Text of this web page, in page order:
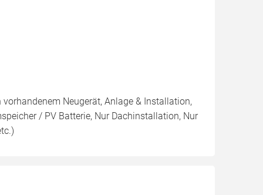
Neugerät, Anlage & Installation,
/ PV Batterie, Nur Dachinstallation, Nur